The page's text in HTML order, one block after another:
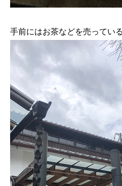
手前にはお茶などを売ってい